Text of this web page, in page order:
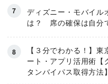
ディズニー・モバイル
は？ 席の確保は自分
【３分でわかる！】
ート・アプリ活用術【
タンバイパス取得方法】